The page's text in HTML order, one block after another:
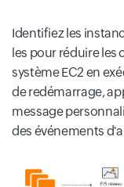
Identifiez les
les pour réduire les
système EC2 en
de redémarrage,
message
des événements